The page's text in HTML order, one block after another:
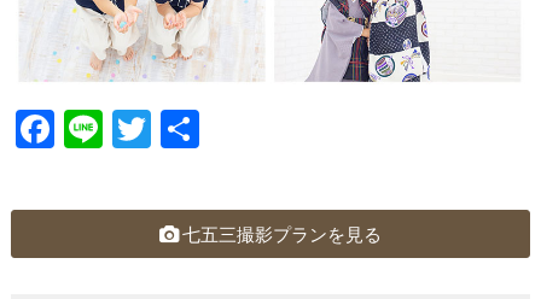
F
c
Li
e
T
tt
er七五三撮影プランを見る